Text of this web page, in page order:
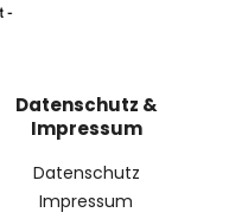
Datenschutz &
Impressum
Datenschutz
Impressum